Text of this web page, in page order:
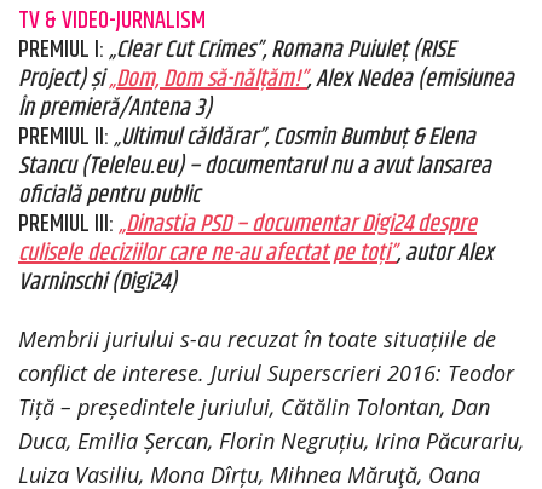
TV & VIDEO-JURNALISM
PREMIUL I:„Clear Cut Crimes”, Romana Puiuleț (RISE
Project) și„Dom, Dom să-nălțăm!”, Alex Nedea (emisiunea
În premieră/Antena 3)
PREMIUL II:„Ultimul căldărar”, Cosmin Bumbuț & Elena
Stancu (Teleleu.eu) – documentarul nu a avut lansarea
oficială pentru public
PREMIUL III:„Dinastia PSD – documentar Digi24 despre
culisele deciziilor care ne-au afectat pe toți”, autor Alex
Varninschi (Digi24)
Membrii juriului s-au recuzat în toate situațiile de
conflict de interese. Juriul Superscrieri 2016: Teodor
Tiță – președintele juriului, Cătălin Tolontan, Dan
Duca, Emilia Șercan, Florin Negruțiu, Irina Păcurariu,
Luiza Vasiliu, Mona Dîrțu, Mihnea Măruţă, Oana